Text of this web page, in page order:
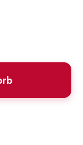
Wert